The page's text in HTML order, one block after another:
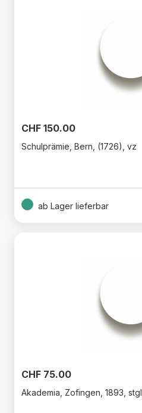
CHF 150.00
Schulprämie, Bern, (1726), vz
ab Lager lieferbar
CHF 75.00
Akademia, Zofingen, 1893, stgl